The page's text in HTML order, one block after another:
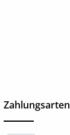
Zahlungsarten